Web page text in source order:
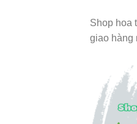
Shop hoa
giao hàng